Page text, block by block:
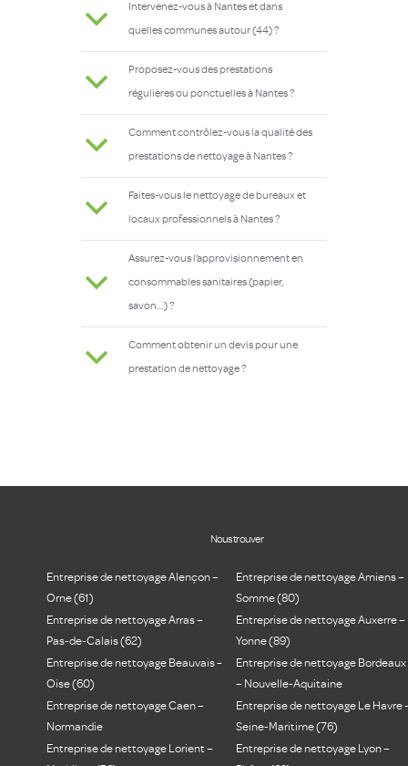
b
Intervenez-vous à Nantes et dans
quelles communes autour (44) ?
b
Proposez-vous des prestations
régulières ou ponctuelles à Nantes ?
b
Comment contrôlez-vous la qualité des
prestations de nettoyage à Nantes ?
b
Faites-vous le nettoyage de bureaux et
locaux professionnels à Nantes ?
b
Assurez-vous l’approvisionnement en
consommables sanitaires (papier,
savon…) ?
b
Comment obtenir un devis pour une
prestation de nettoyage ?
Nous trouver
Entreprise de nettoyage Alençon –
Orne (61)
Entreprise de nettoyage Amiens –
Somme (80)
Entreprise de nettoyage Arras –
Pas-de-Calais (62)
Entreprise de nettoyage Auxerre –
Yonne (89)
Entreprise de nettoyage Beauvais –
Oise (60)
Entreprise de nettoyage Bordeaux
– Nouvelle-Aquitaine
Entreprise de nettoyage Caen –
Normandie
Entreprise de nettoyage Le Havre
Seine-Maritime (76)
Entreprise de nettoyage Lorient –
Entreprise de nettoyage Lyon –